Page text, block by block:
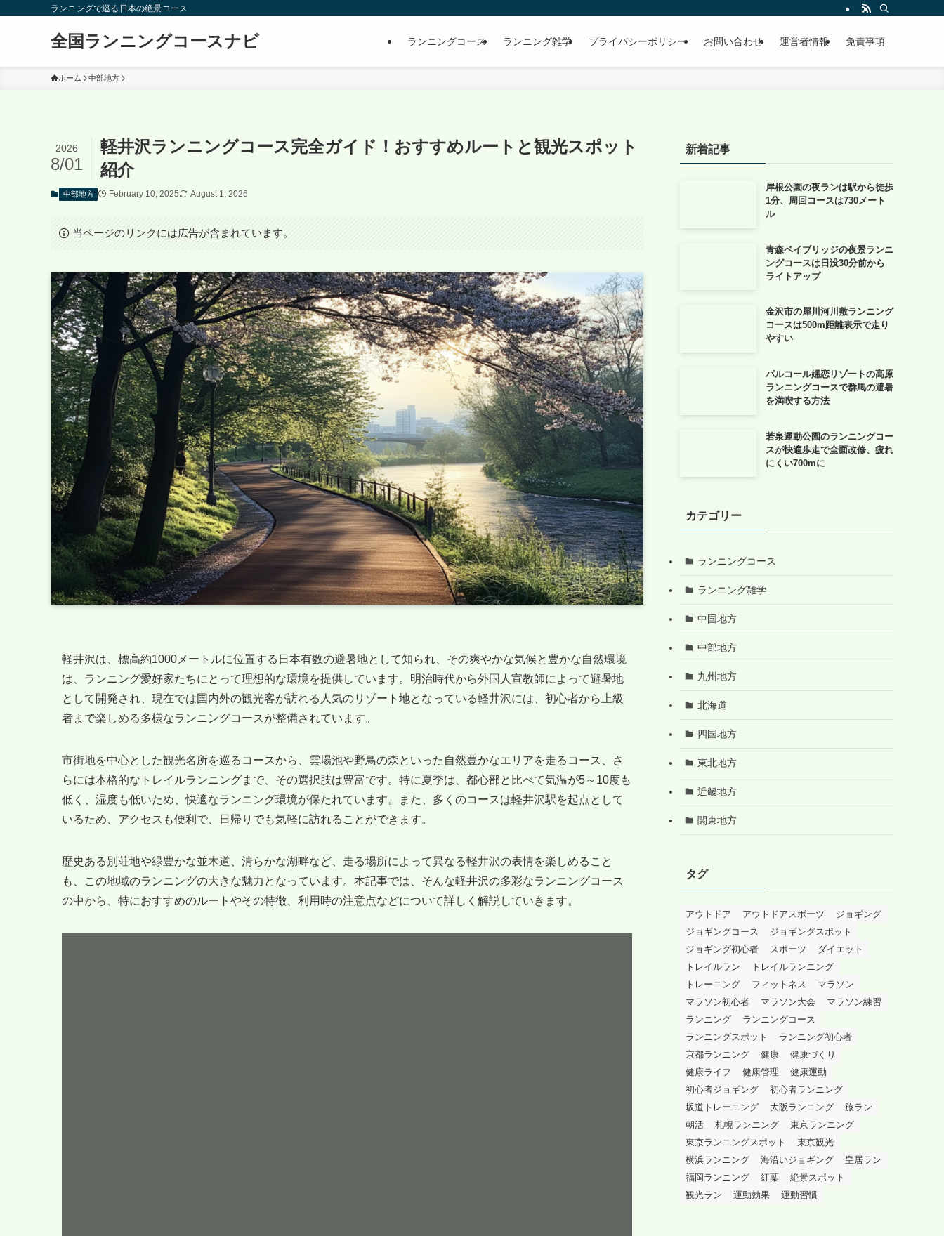
ランニングで巡る日本の絶景コース
全国ランニングコースナビ ランニングコース ランニング雑学 プライバシーポリシー お問い合わせ 運営者情報 免責事項
ホーム 中部地方
軽井沢ランニングコース完全ガイド！おすすめルートと観光スポット
紹介
2026
8/01
中部地方 February 10, 2025 August 1, 2026
当ページのリンクには広告が含まれています。
軽井沢は、標高約1000メートルに位置する日本有数の避暑地として知られ、その爽やかな気候と豊かな自然環境
は、ランニング愛好家たちにとって理想的な環境を提供しています。明治時代から外国人宣教師によって避暑地
として開発され、現在では国内外の観光客が訪れる人気のリゾート地となっている軽井沢には、初心者から上級
者まで楽しめる多様なランニングコースが整備されています。
市街地を中心とした観光名所を巡るコースから、雲場池や野鳥の森といった自然豊かなエリアを走るコース、さ
らには本格的なトレイルランニングまで、その選択肢は豊富です。特に夏季は、都心部と比べて気温が5～10度も
低く、湿度も低いため、快適なランニング環境が保たれています。また、多くのコースは軽井沢駅を起点として
いるため、アクセスも便利で、日帰りでも気軽に訪れることができます。
歴史ある別荘地や緑豊かな並木道、清らかな湖畔など、走る場所によって異なる軽井沢の表情を楽しめること
も、この地域のランニングの大きな魅力となっています。本記事では、そんな軽井沢の多彩なランニングコース
の中から、特におすすめのルートやその特徴、利用時の注意点などについて詳しく解説していきます。
新着記事
岸根公園の夜ランは駅から徒歩
1分、周回コースは730メート
ル
青森ベイブリッジの夜景ランニ
ングコースは日没30分前から
ライトアップ
金沢市の犀川河川敷ランニング
コースは500m距離表示で走り
やすい
パルコール嬬恋リゾートの高原
ランニングコースで群馬の避暑
を満喫する方法
若泉運動公園のランニングコー
スが快適歩走で全面改修、疲れ
にくい700mに
カテゴリー
ランニングコース
ランニング雑学
中国地方
中部地方
九州地方
北海道
四国地方
東北地方
近畿地方
関東地方
タグ
アウトドア アウトドアスポーツ
ジョギング
ジョギングコース
ジョギングスポット
ジョギング初心者
スポーツ
ダイエット
トレイルラン
トレイルランニング
トレーニング
フィットネス
マラソン
マラソン初心者
マラソン大会
マラソン練習
ランニング
ランニングコース
ランニングスポット
ランニング初心者
京都ランニング
健康
健康づくり
健康ライフ
健康管理
健康運動
初心者ジョギング
初心者ランニング
坂道トレーニング
大阪ランニング
旅ラン
朝活
札幌ランニング
東京ランニング
東京ランニングスポット
東京観光
横浜ランニング
海沿いジョギング
皇居ラン
福岡ランニング
紅葉
絶景スポット
観光ラン
運動効果 運動習慣